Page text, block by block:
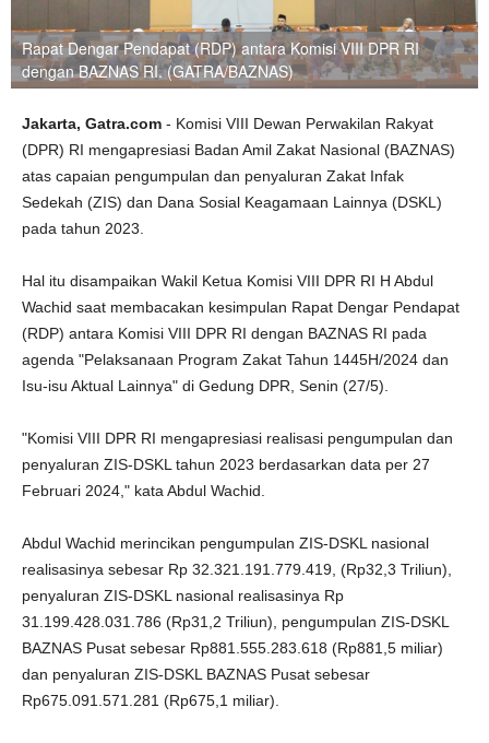
Rapat Dengar Pendapat (RDP) antara Komisi VIII DPR RI
dengan BAZNAS RI. (GATRA/BAZNAS)
Jakarta, Gatra.com - Komisi VIII Dewan Perwakilan Rakyat
(DPR) RI mengapresiasi Badan Amil Zakat Nasional (BAZNAS)
atas capaian pengumpulan dan penyaluran Zakat Infak
Sedekah (ZIS) dan Dana Sosial Keagamaan Lainnya (DSKL)
pada tahun 2023.
Hal itu disampaikan Wakil Ketua Komisi VIII DPR RI H Abdul
Wachid saat membacakan kesimpulan Rapat Dengar Pendapat
(RDP) antara Komisi VIII DPR RI dengan BAZNAS RI pada
agenda "Pelaksanaan Program Zakat Tahun 1445H/2024 dan
Isu-isu Aktual Lainnya" di Gedung DPR, Senin (27/5).
"Komisi VIII DPR RI mengapresiasi realisasi pengumpulan dan
penyaluran ZIS-DSKL tahun 2023 berdasarkan data per 27
Februari 2024," kata Abdul Wachid.
Abdul Wachid merincikan pengumpulan ZIS-DSKL nasional
realisasinya sebesar Rp 32.321.191.779.419, (Rp32,3 Triliun),
penyaluran ZIS-DSKL nasional realisasinya Rp
31.199.428.031.786 (Rp31,2 Triliun), pengumpulan ZIS-DSKL
BAZNAS Pusat sebesar Rp881.555.283.618 (Rp881,5 miliar)
dan penyaluran ZIS-DSKL BAZNAS Pusat sebesar
Rp675.091.571.281 (Rp675,1 miliar).